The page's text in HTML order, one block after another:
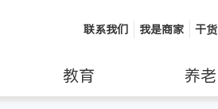
联系我们 我是商家 干货
教育 养老